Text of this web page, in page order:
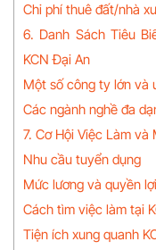
Chi phí thuê đất/nhà
6. Danh Sách Tiêu
KCN Đại An
Một số công ty lớn và
Các ngành nghề đa
7. Cơ Hội Việc Làm
Nhu cầu tuyển dụng
Mức lương và quyền lợi
Cách tìm việc làm tại
Tiện ích xung quanh